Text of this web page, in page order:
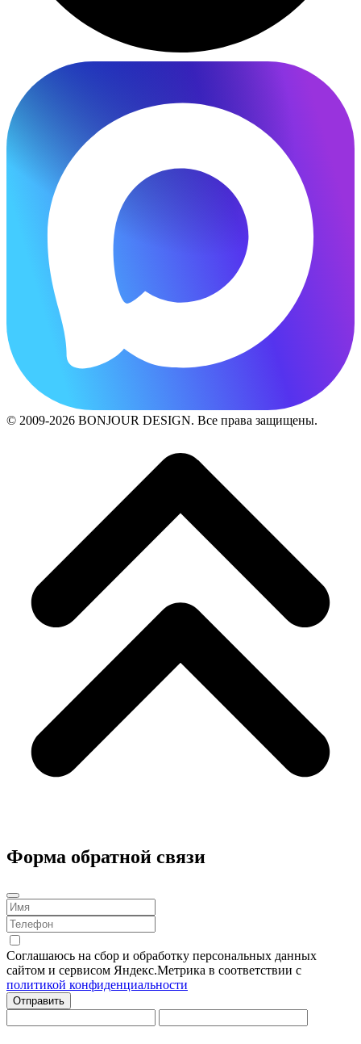
© 2009-2026 BONJOUR DESIGN. Все права защищены.
Форма обратной связи
Соглашаюсь на сбор и обработку персональных данных
сайтом и сервисом Яндекс.Метрика в соответствии с
политикой конфиденциальности
Отправить